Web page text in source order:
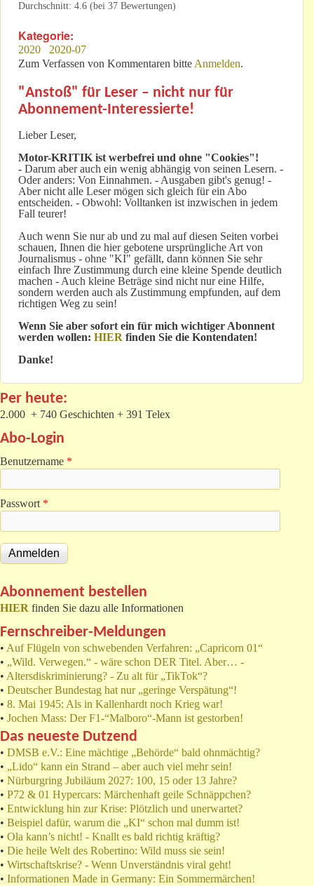
Durchschnitt: 4.6 (bei 37 Bewertungen)
Kategorie:
2020
2020-07
Zum Verfassen von Kommentaren bitte Anmelden.
"Anstoß" für Leser – nicht nur für
Abonnement-Interessierte!
Lieber Leser,
Motor-KRITIK ist werbefrei und ohne "Cookies"!
- Darum aber auch ein wenig abhängig von seinen Lesern. -
Oder anders: Von Einnahmen. - Ausgaben gibt's genug! -
Aber nicht alle Leser mögen sich gleich für ein Abo
entscheiden. - Obwohl: Volltanken ist inzwischen in jedem
Fall teurer!
Auch wenn Sie nur ab und zu mal auf diesen Seiten vorbei
schauen, Ihnen die hier gebotene ursprüngliche Art von
Journalismus - ohne "KI" gefällt, dann können Sie sehr
einfach Ihre Zustimmung durch eine kleine Spende deutlich
machen - Auch kleine Beträge sind nicht nur eine Hilfe,
sondern werden auch als Zustimmung empfunden, auf dem
richtigen Weg zu sein!
Wenn Sie aber sofort ein für mich wichtiger Abonnent
werden wollen: HIER finden Sie die Kontendaten!
Danke!
Per heute:
2.000 + 740 Geschichten + 391 Telex
Abo-Login
Benutzername *
Passwort *
Abonnement bestellen
HIER finden Sie dazu alle Informationen
Fernschreiber-Meldungen
• Auf Flügeln von schwebenden Verfahren: „Capricorn 01“
• „Wild. Verwegen.“ - wäre schon DER Titel. Aber… -
• Altersdiskriminierung? - Zu alt für „TikTok“?
• Deutscher Bundestag hat nur „geringe Verspätung“!
• 8. Mai 1945: Als in Kallenhardt noch Krieg war!
• Jochen Mass: Der F1-“Malboro“-Mann ist gestorben!
Das neueste Dutzend
• DMSB e.V.: Eine mächtige „Behörde“ bald ohnmächtig?
• „Lido“ kann ein Strand – aber auch viel mehr sein!
• Nürburgring Jubiläum 2027: 100, 15 oder 13 Jahre?
• P72 & 01 Hypercars: Märchenhaft geile Schnäppchen?
• Entwicklung hin zur Krise: Plötzlich und unerwartet?
• Beispiel dafür, warum die „KI“ schon mal dumm ist!
• Ola kann’s nicht! - Knallt es bald richtig kräftig?
• Die heile Welt des Robertino: Wild muss sie sein!
• Wirtschaftskrise? - Wenn Unverständnis viral geht!
• Informationen Made in Germany: Ein Sommermärchen!